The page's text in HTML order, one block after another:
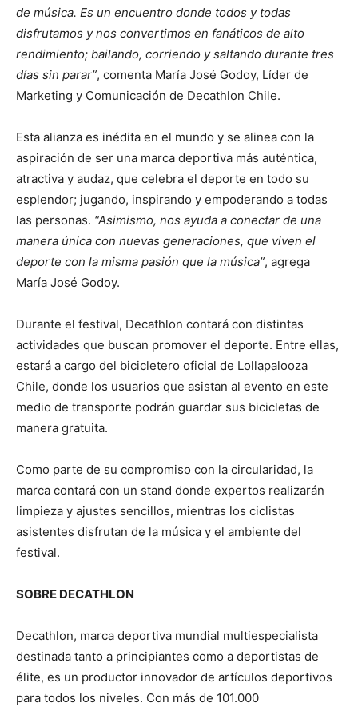
de música. Es un encuentro donde todos y todas
disfrutamos y nos convertimos en fanáticos de alto
rendimiento; bailando, corriendo y saltando durante tres
días sin parar”, comenta María José Godoy, Líder de
Marketing y Comunicación de Decathlon Chile.
Esta alianza es inédita en el mundo y se alinea con la
aspiración de ser una marca deportiva más auténtica,
atractiva y audaz, que celebra el deporte en todo su
esplendor; jugando, inspirando y empoderando a todas
las personas. “Asimismo, nos ayuda a conectar de una
manera única con nuevas generaciones, que viven el
deporte con la misma pasión que la música”, agrega
María José Godoy.
Durante el festival, Decathlon contará con distintas
actividades que buscan promover el deporte. Entre ellas,
estará a cargo del bicicletero oficial de Lollapalooza
Chile, donde los usuarios que asistan al evento en este
medio de transporte podrán guardar sus bicicletas de
manera gratuita.
Como parte de su compromiso con la circularidad, la
marca contará con un stand donde expertos realizarán
limpieza y ajustes sencillos, mientras los ciclistas
asistentes disfrutan de la música y el ambiente del
festival.
SOBRE DECATHLON
Decathlon, marca deportiva mundial multiespecialista
destinada tanto a principiantes como a deportistas de
élite, es un productor innovador de artículos deportivos
para todos los niveles. Con más de 101.000